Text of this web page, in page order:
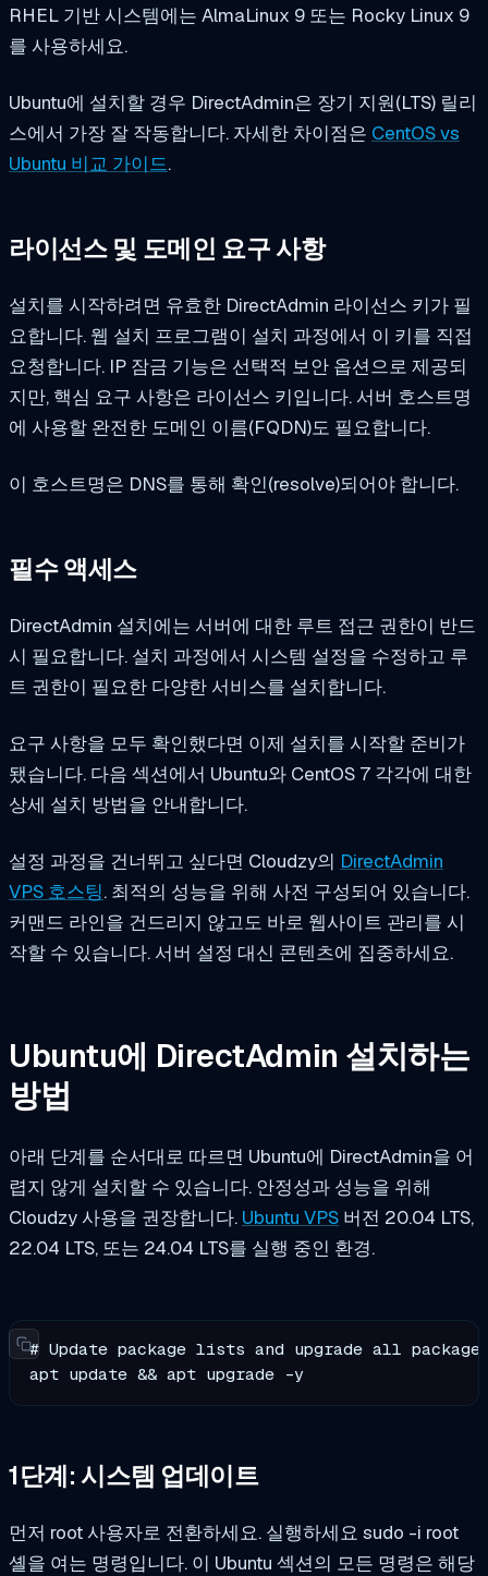
RHEL 기반 시스템에는 AlmaLinux 9 또는 Rocky Linux 9
를 사용하세요.
Ubuntu에 설치할 경우 DirectAdmin은 장기 지원(LTS) 릴리
스에서 가장 잘 작동합니다. 자세한 차이점은 CentOS vs
Ubuntu 비교 가이드.
라이선스 및 도메인 요구 사항
설치를 시작하려면 유효한 DirectAdmin 라이선스 키가 필
요합니다. 웹 설치 프로그램이 설치 과정에서 이 키를 직접
요청합니다. IP 잠금 기능은 선택적 보안 옵션으로 제공되
지만, 핵심 요구 사항은 라이선스 키입니다. 서버 호스트명
에 사용할 완전한 도메인 이름(FQDN)도 필요합니다.
이 호스트명은 DNS를 통해 확인(resolve)되어야 합니다.
필수 액세스
DirectAdmin 설치에는 서버에 대한 루트 접근 권한이 반드
시 필요합니다. 설치 과정에서 시스템 설정을 수정하고 루
트 권한이 필요한 다양한 서비스를 설치합니다.
요구 사항을 모두 확인했다면 이제 설치를 시작할 준비가
됐습니다. 다음 섹션에서 Ubuntu와 CentOS 7 각각에 대한
상세 설치 방법을 안내합니다.
설정 과정을 건너뛰고 싶다면 Cloudzy의 DirectAdmin
VPS 호스팅. 최적의 성능을 위해 사전 구성되어 있습니다.
커맨드 라인을 건드리지 않고도 바로 웹사이트 관리를 시
작할 수 있습니다. 서버 설정 대신 콘텐츠에 집중하세요.
Ubuntu에 DirectAdmin 설치하는
방법
아래 단계를 순서대로 따르면 Ubuntu에 DirectAdmin을 어
렵지 않게 설치할 수 있습니다. 안정성과 성능을 위해
Cloudzy 사용을 권장합니다. Ubuntu VPS 버전 20.04 LTS,
22.04 LTS, 또는 24.04 LTS를 실행 중인 환경.
# Update package lists and upgrade all
apt update && apt upgrade -y
1단계: 시스템 업데이트
먼저 root 사용자로 전환하세요. 실행하세요 sudo -i root
셸을 여는 명령입니다. 이 Ubuntu 섹션의 모든 명령은 해당